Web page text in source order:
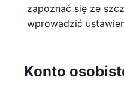
zapoznać się ze
wprowadzić
Konto